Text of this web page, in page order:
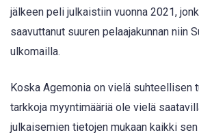
jälkeen peli julkaistiin vuonna 2021,
saavuttanut suuren pelaajakunnan niin
ulkomailla.
Koska Agemonia on vielä suhteellisen
tarkkoja myyntimääriä ole vielä
julkaisemien tietojen mukaan kaikki